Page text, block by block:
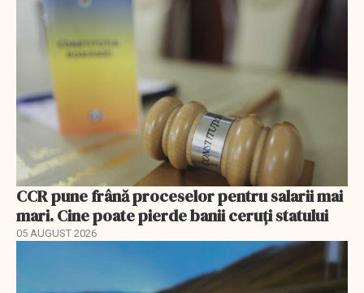
CCR pune frână proceselor pentru salarii mai
mari. Cine poate pierde banii ceruți statului
05 AUGUST 2026